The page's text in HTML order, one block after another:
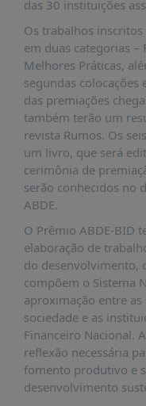
DADOS
FRENTE
PARLAMENTAR
SOBRE
A
FRENTE
MATERIAIS
INFORMAÇÕES
CURSOS
E
EVENTOS
INSCRIÇÕES
MATERIAIS
DISPONÍVEIS
PUBLICAÇÕES
REVISTA
das 30 instituições
Os trabalhos
em duas categorias
Melhores Práticas,
segundas colocações
das premiações
também terão um
revista Rumos. Os
um livro, que será
cerimônia de
serão conhecidos no
ABDE.
O Prêmio ABDE-BID
elaboração de
do desenvolvimento,
compõem o Sistema
aproximação entre as
sociedade e as
Financeiro Nacional.
reflexão necessária
fomento produtivo e
desenvolvimento